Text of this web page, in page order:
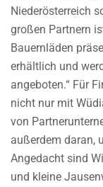
Niederösterreich
großen Partnern
Bauernläden
erhältlich und
angeboten.“ Für
nicht nur mit
von
außerdem daran,
Angedacht sind
und kleine